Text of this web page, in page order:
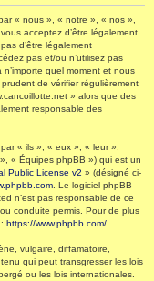
« nous », « notre », « nos »,
acceptez d’être légalement
d’être légalement
pas et/ou n’utilisez pas
quel moment et nous
de vérifier régulièrement
» alors que des
responsable des
« ils », « eux », « leur »,
« Équipes phpBB ») qui est un
Public License v2 » (désigné ci-
. Le logiciel phpBB
n’est pas responsable de ce
conduite permis. Pour de plus
https://www.phpbb.com/
vulgaire, diffamatoire,
qui peut transgresser les lois
ou les lois internationales.